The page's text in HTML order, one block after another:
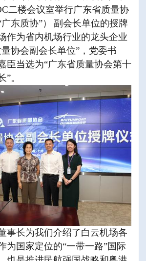
二楼会议室举行广东省质量协
广东质协”）
副会长单位的授牌
作为省内机场行业的龙头企业
协会副会长单位”，党委书
臣当选为“广东省质量协会第十
。
事长为我们介绍了白云机场各
为国家定位的“一带一路”国际